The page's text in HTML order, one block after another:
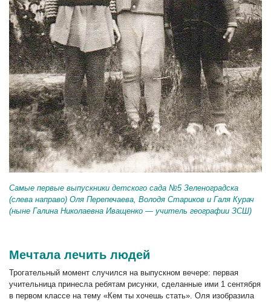
Самые первые выпускники детского сада №5 Зеленоградска
(слева направо) Оля Перепечаева, Володя Стариков и Галя Курач
(ныне Галина Николаевна Иващенко — учитель географии ЗСШ)
Мечтала лечить людей
Трогательный момент случился на выпускном вечере: первая
учительница принесла ребятам рисунки, сделанные ими 1 сентября
в первом классе на тему «Кем ты хочешь стать». Оля изобразила